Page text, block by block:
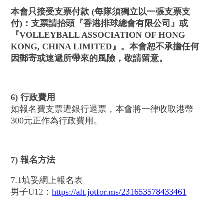
本會只接受支票付款 (每隊須獨立以一張支票支
付)：支票請抬頭『香港排球總會有限公司』或
『VOLLEYBALL ASSOCIATION OF HONG
KONG, CHINA LIMITED』。本會恕不承擔任何
因郵寄或速遞所帶來的風險，敬請留意。
6) 行政費用
如報名費支票遭銀行退票，本會將一律收取港幣
300元正作為行政費用。
7) 報名方法
7.1填妥網上報名表
男子U12： https://alt.jotfor.ms/231653578433461